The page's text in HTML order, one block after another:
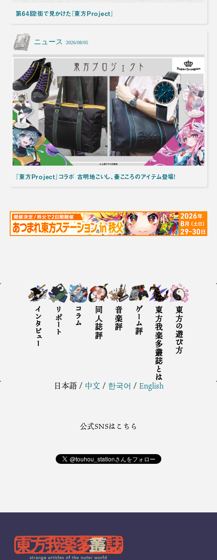
第64回！街で見かけた『東方Project』
ニュース 2026/08/05
『東方Project』コラボ 古明地こいし、秦こころのアイテム登場！
インタビュー リポート コラム 同人誌評 音楽評 ゲーム評 東方我楽多叢誌とは 東方の遊び方
日本語/ 中文 / 한국어 / English
公式SNSはこちら